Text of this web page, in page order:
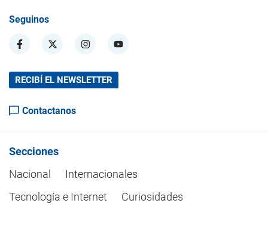
Seguinos
RECIBÍ EL NEWSLETTER
Contactanos
Secciones
Nacional
Internacionales
Tecnología e Internet
Curiosidades